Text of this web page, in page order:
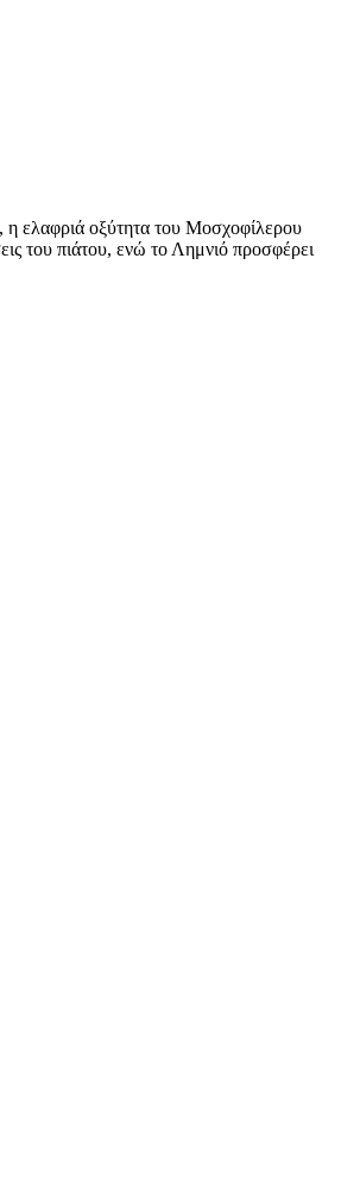
η ελαφριά οξύτητα του Μοσχοφίλερου
του πιάτου, ενώ το Λημνιό προσφέρει